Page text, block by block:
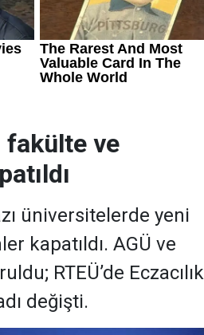
fakülte ve
üniversitelerde yeni
kapatıldı. AGÜ ve
RTEÜ’de Eczacılık
değişti.